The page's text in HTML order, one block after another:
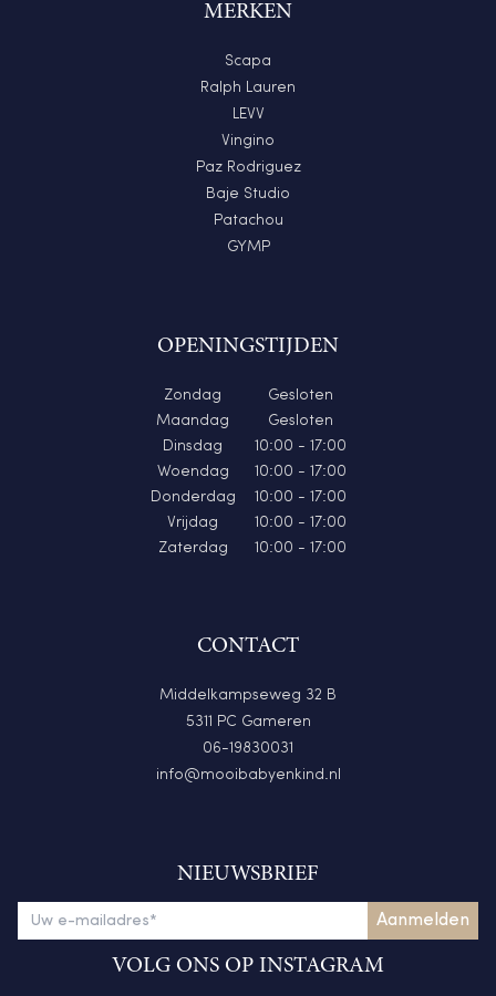
MERKEN
Scapa
Ralph Lauren
LEVV
Vingino
Paz Rodriguez
Baje Studio
Patachou
GYMP
OPENINGSTIJDEN
Zondag
Gesloten
Maandag
Gesloten
Dinsdag
10:00 - 17:00
Woendag
10:00 - 17:00
Donderdag
10:00 - 17:00
Vrijdag
10:00 - 17:00
Zaterdag
10:00 - 17:00
CONTACT
Middelkampseweg 32 B
5311 PC Gameren
06-19830031
info@mooibabyenkind.nl
NIEUWSBRIEF
VOLG ONS OP INSTAGRAM